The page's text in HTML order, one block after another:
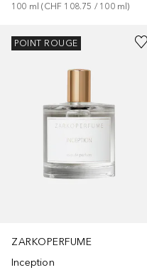
100 ml (CHF 108.75 / 100 ml)
ZARKOPERFUME
Inception
POINT ROUGE